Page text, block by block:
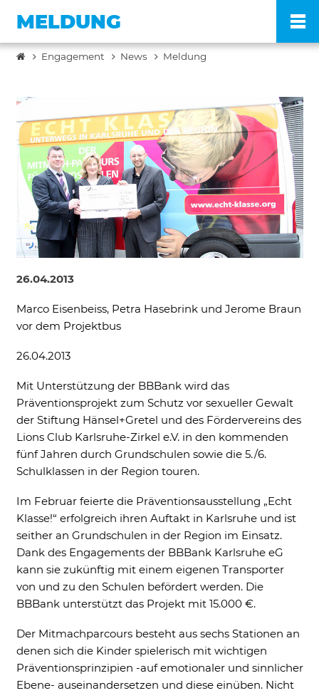
MELDUNG
Engagement News Meldung
26.04.2013
Marco Eisenbeiss, Petra Hasebrink und Jerome Braun
vor dem Projektbus
26.04.2013
Mit Unterstützung der BBBank wird das
Präventionsprojekt zum Schutz vor sexueller Gewalt
der Stiftung Hänsel+Gretel und des Fördervereins des
Lions Club Karlsruhe-Zirkel e.V. in den kommenden
fünf Jahren durch Grundschulen sowie die 5./6.
Schulklassen in der Region touren.
Im Februar feierte die Präventionsausstellung „Echt
Klasse!“ erfolgreich ihren Auftakt in Karlsruhe und ist
seither an Grundschulen in der Region im Einsatz.
Dank des Engagements der BBBank Karlsruhe eG
kann sie zukünftig mit einem eigenen Transporter
von und zu den Schulen befördert werden. Die
BBBank unterstützt das Projekt mit 15.000 €.
Der Mitmachparcours besteht aus sechs Stationen an
denen sich die Kinder spielerisch mit wichtigen
Präventionsprinzipien -auf emotionaler und sinnlicher
Ebene- auseinandersetzen und diese einüben. Nicht
Notwendig
Website benötigt und helfen dabei, unsere
auf sichere Bereiche unserer Website
ermöglichen.
Cookie Informationen anzeigen
External Content
Includes resources that make external
content available on the website. Such as
YouTube, Instagram or similar providers.